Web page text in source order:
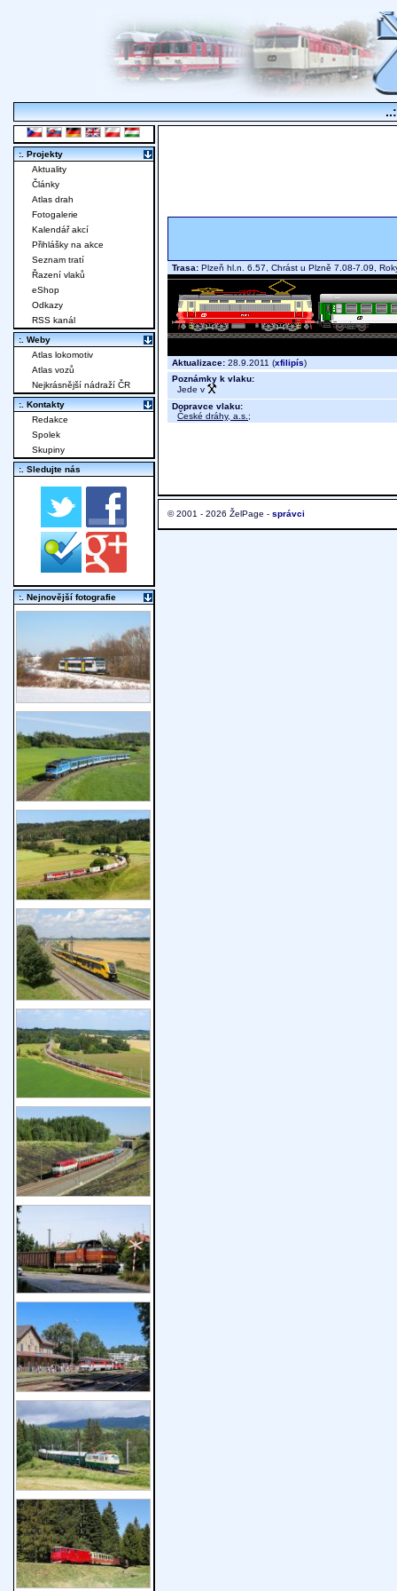
Trasa: Plzeň hl.n. 6.57, Chrást u Plzně 7.08-7.09,
Aktualizace: 28.9.2011 (xfilipís)
Poznámky k vlaku:
Jede v
Dopravce vlaku:
České dráhy, a.s. ;
© 2001 - 2026 ŽelPage - správci
:. Projekty
Aktuality
Články
Atlas drah
Fotogalerie
Kalendář akcí
Přihlášky na akce
Seznam tratí
Řazení vlaků
eShop
Odkazy
RSS kanál
:. Weby
Atlas lokomotiv
Atlas vozů
Nejkrásnější nádraží ČR
:. Kontakty
Redakce
Spolek
Skupiny
:. Sledujte nás
:. Nejnovější fotografie